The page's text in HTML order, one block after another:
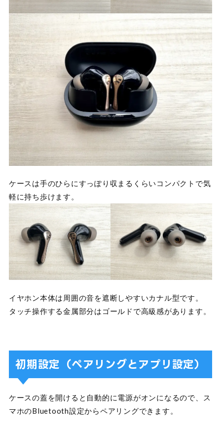
ケースは手のひらにすっぽり収まるくらいコンパクトで気
軽に持ち歩けます。
イヤホン本体は周囲の音を遮断しやすいカナル型です。
タッチ操作する金属部分はゴールドで高級感があります。
初期設定（ペアリングとアプリ設定）
ケースの蓋を開けると自動的に電源がオンになるので、ス
マホのBluetooth設定からペアリングできます。